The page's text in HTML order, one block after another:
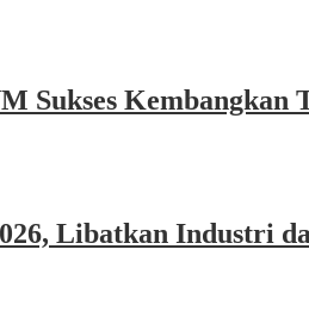
Sukses
Libatkan Industri